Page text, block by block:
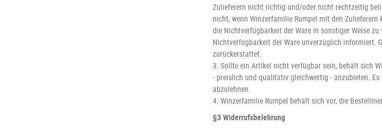
Zulieferern nicht richtig und/oder nicht rechtzeitig
nicht, wenn Winzerfamilie Rumpel mit den
die Nichtverfügbarkeit der Ware in sonstiger Weise
Nichtverfügbarkeit der Ware unverzüglich informiert.
zurückerstattet.
3. Sollte ein Artikel nicht verfügbar sein, behält sich
- preislich und qualitativ gleichwertig - anzubieten.
abzulehnen.
4. Winzerfamilie Rumpel behält sich vor, die
§3 Widerrufsbelehrung